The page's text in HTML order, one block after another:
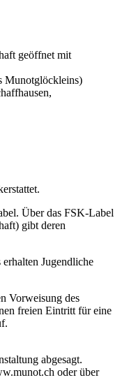
geöffnet mit
Munotglöckleins)
Über das FSK-Label
gibt deren
Jugendliche
Vorweisung des
freien Eintritt für eine
abgesagt.
oder über